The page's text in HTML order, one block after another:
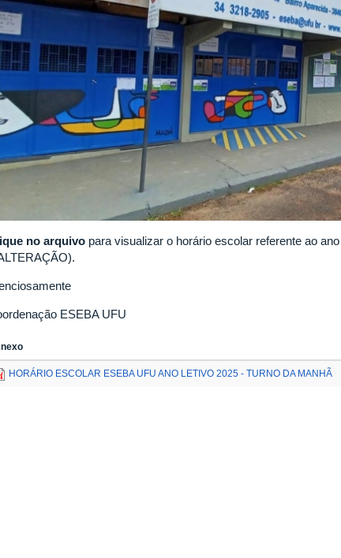
no arquivo para visualizar o horário escolar referente ao
ESEBA UFU
HORÁRIO ESCOLAR ESEBA UFU ANO LETIVO 2025 - TURNO DA MANHÃ